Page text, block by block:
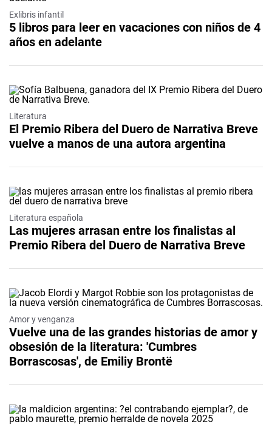
Exlibris infantil
5 libros para leer en vacaciones con niños de 4
años en adelante
Literatura
El Premio Ribera del Duero de Narrativa Breve
vuelve a manos de una autora argentina
Literatura española
Las mujeres arrasan entre los finalistas al
Premio Ribera del Duero de Narrativa Breve
Amor y venganza
Vuelve una de las grandes historias de amor y
obsesión de la literatura: 'Cumbres
Borrascosas', de Emiliy Brontë